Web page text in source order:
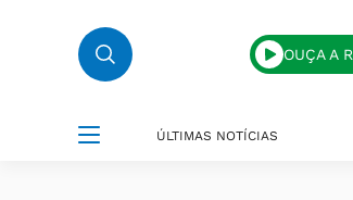
OUÇA A
ÚLTIMAS NOTÍCIAS